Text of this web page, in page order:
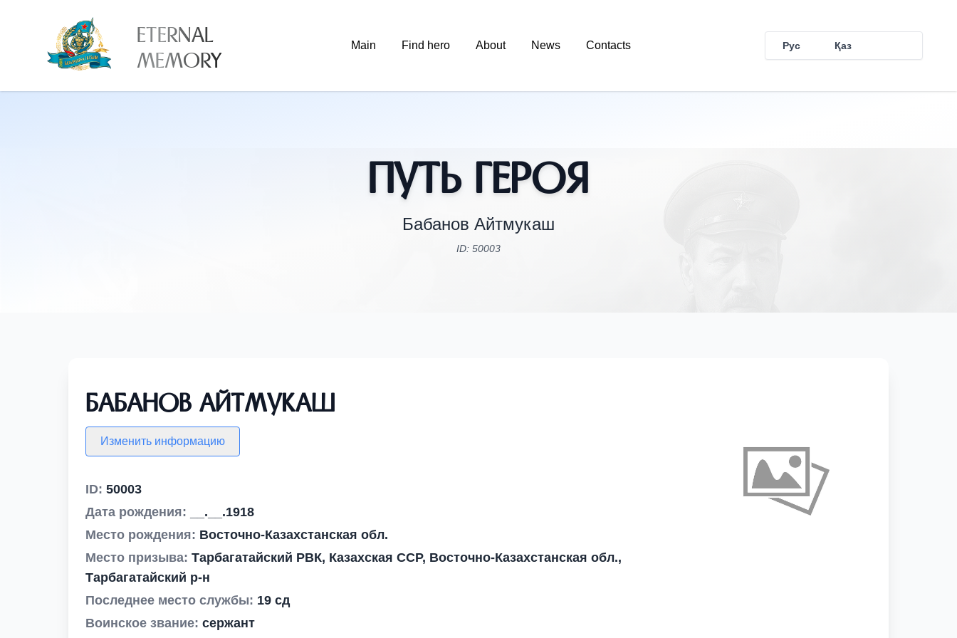
ETERNAL
MEMORY
Main Find hero About News Contacts Рус Қаз
Путь Героя
Бабанов Айтмукаш
ID: 50003
Бабанов Айтмукаш
Изменить информацию
ID: 50003
Дата рождения:
__.__.1918
Место рождения: Восточно-Казахстанская обл.
Место призыва: Тарбагатайский РВК, Казахская ССР, Восточно-Казахстанская обл.,
Тарбагатайский р-н
Последнее место службы: 19 сд
Воинское звание: сержант